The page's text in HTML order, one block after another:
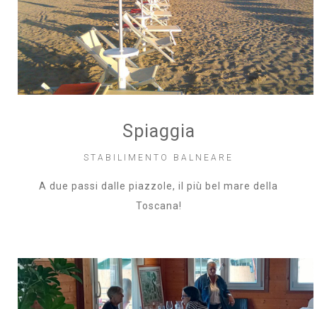
Spiaggia
STABILIMENTO BALNEARE
A due passi dalle piazzole, il più bel mare della
Toscana!